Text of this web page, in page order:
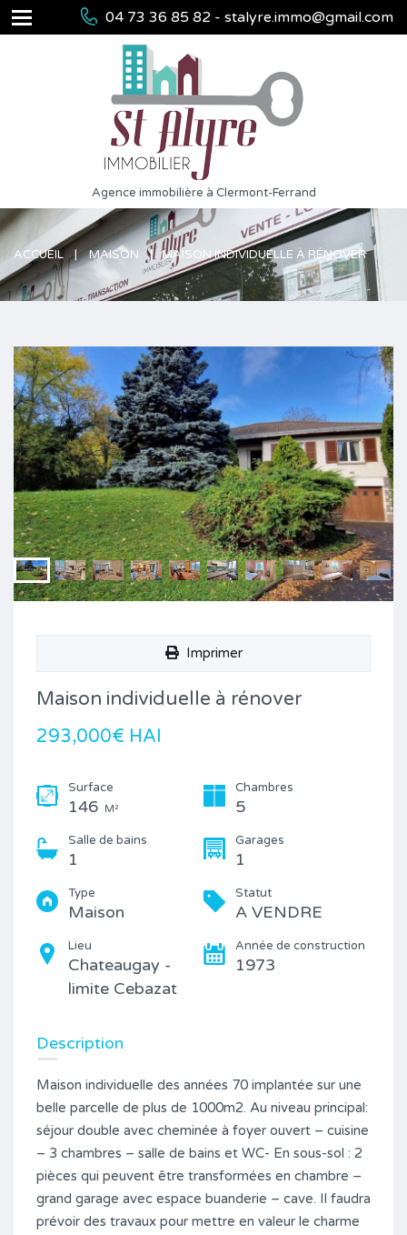
04 73 36 85 82 - stalyre.immo@gmail.com
Agence immobilière à Clermont-Ferrand
ACCUEIL MAISON MAISON INDIVIDUELLE À RÉNOVER
Imprimer
Maison individuelle à rénover
293,000€ HAI
Surface
146 M²
Chambres
5
Salle de bains
1
Garages
1
Type
Maison
Statut
A VENDRE
Lieu
Chateaugay -
limite Cebazat
Année de construction
1973
Description
Maison individuelle des années 70 implantée sur une
belle parcelle de plus de 1000m2. Au niveau principal:
séjour double avec cheminée à foyer ouvert – cuisine
– 3 chambres – salle de bains et WC- En sous-sol : 2
pièces qui peuvent être transformées en chambre –
grand garage avec espace buanderie – cave. Il faudra
prévoir des travaux pour mettre en valeur le charme